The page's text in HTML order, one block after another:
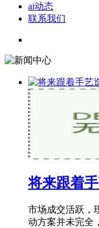
ai动态
联系我们
将来跟着
市场成交活跃，
动方案并未完全